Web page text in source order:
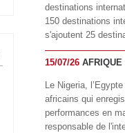
destinations
150 destinations
s'ajoutent 25
15/07/26 AFRIQUE
Le Nigeria,
africains qui
performances en
responsable de